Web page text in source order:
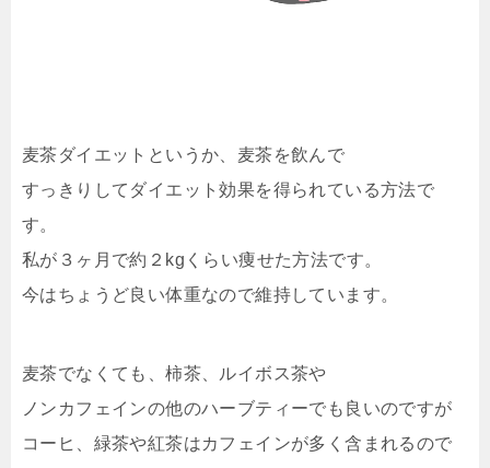
麦茶ダイエットというか、麦茶を飲んで
すっきりしてダイエット効果を得られている方法で
す。
私が３ヶ月で約２kgくらい痩せた方法です。
今はちょうど良い体重なので維持しています。
麦茶でなくても、柿茶、ルイボス茶や
ノンカフェインの他のハーブティーでも良いのですが
コーヒ、緑茶や紅茶はカフェインが多く含まれるので